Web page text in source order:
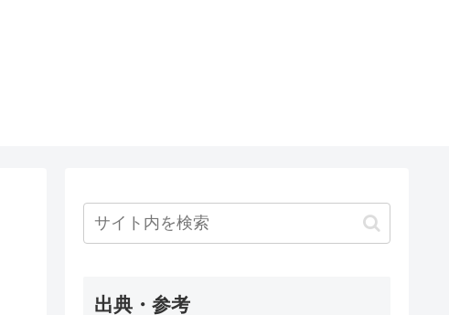
出典・参考